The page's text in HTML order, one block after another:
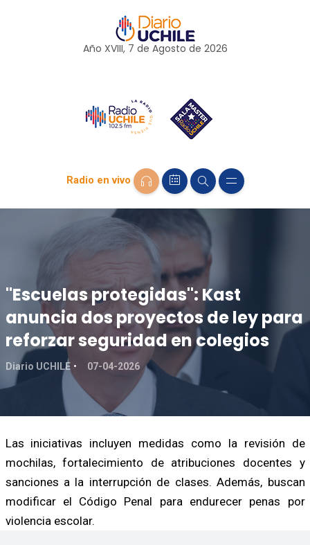
Año XVIII, 7 de Agosto de 2026
Radio en vivo
"Escuelas protegidas": Kast
anuncia dos proyectos de ley para
reforzar seguridad en colegios
Diario UCHILE 07-04-2026
Las iniciativas incluyen medidas como la revisión de
mochilas, fortalecimiento de atribuciones docentes y
sanciones a la interrupción de clases. Además, buscan
modificar el Código Penal para endurecer penas por
violencia escolar.